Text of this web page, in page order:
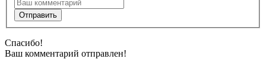
Спасибо!
Ваш комментарий отправлен!